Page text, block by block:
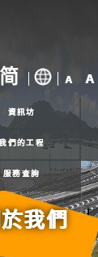
简 A A
24小時
資訊坊
們的工程
服務查詢
我們